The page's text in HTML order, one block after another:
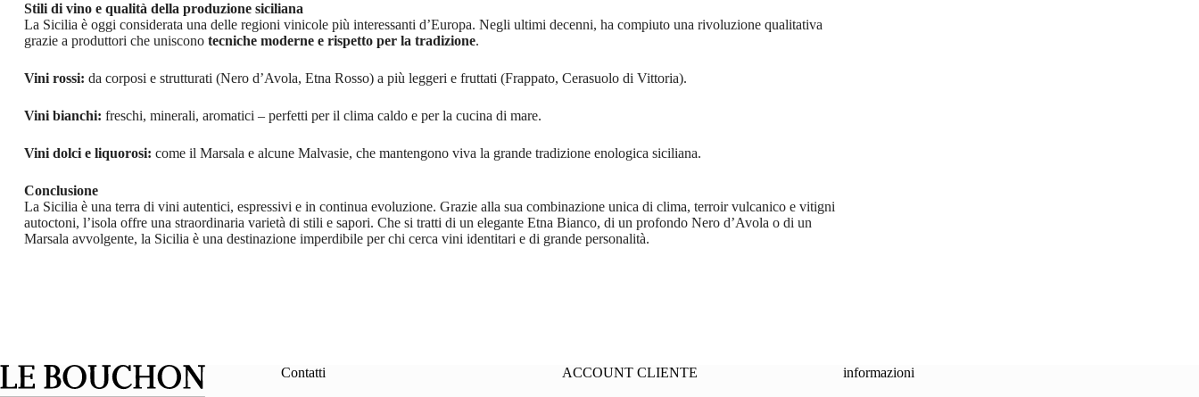
Stili di vino e qualità della produzione siciliana
La Sicilia è oggi considerata una delle regioni vinicole più interessanti d’Europa. Negli ultimi decenni, ha compiuto una rivoluzione qualitativa
grazie a produttori che uniscono tecniche moderne e rispetto per la tradizione.
Vini rossi: da corposi e strutturati (Nero d’Avola, Etna Rosso) a più leggeri e fruttati (Frappato, Cerasuolo di Vittoria).
Vini bianchi: freschi, minerali, aromatici – perfetti per il clima caldo e per la cucina di mare.
Vini dolci e liquorosi: come il Marsala e alcune Malvasie, che mantengono viva la grande tradizione enologica siciliana.
Conclusione
La Sicilia è una terra di vini autentici, espressivi e in continua evoluzione. Grazie alla sua combinazione unica di clima, terroir vulcanico e vitigni
autoctoni, l’isola offre una straordinaria varietà di stili e sapori. Che si tratti di un elegante Etna Bianco, di un profondo Nero d’Avola o di un
Marsala avvolgente, la Sicilia è una destinazione imperdibile per chi cerca vini identitari e di grande personalità.
Contatti
ACCOUNT CLIENTE
informazioni